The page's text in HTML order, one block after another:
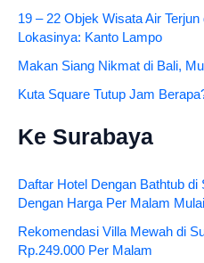
19 – 22 Objek Wisata Air Terjun
Lokasinya: Kanto Lampo
Makan Siang Nikmat di Bali,
Kuta Square Tutup Jam
Ke Surabaya
Daftar Hotel Dengan Bathtub
Dengan Harga Per Malam
Rekomendasi Villa Mewah di
Rp.249.000 Per Malam